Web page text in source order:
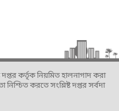
কর্তৃক নিয়মিত হালনাগাদ করা
নিশ্চিত করতে সংশ্লিষ্ট দপ্তর সর্বদা